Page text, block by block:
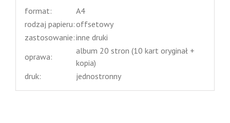
format:
A4
rodzaj papieru:offsetowy
zastosowanie:inne druki
oprawa:
album 20 stron (10 kart oryginał +
kopia)
druk:
jednostronny